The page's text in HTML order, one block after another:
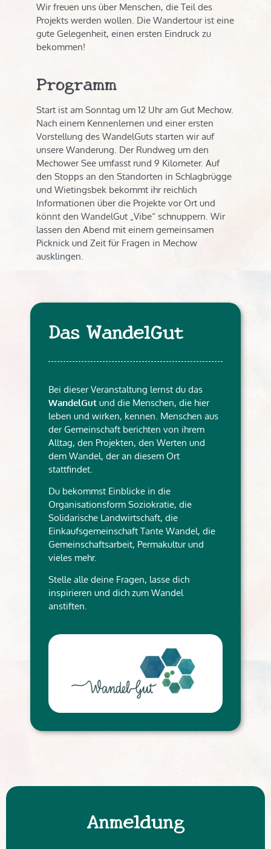
Wir freuen uns über Menschen, die Teil des
Projekts werden wollen. Die Wandertour ist eine
gute Gelegenheit, einen ersten Eindruck zu
bekommen!
Programm
Start ist am Sonntag um 12 Uhr am Gut Mechow.
Nach einem Kennenlernen und einer ersten
Vorstellung des WandelGuts starten wir auf
unsere Wanderung. Der Rundweg um den
Mechower See umfasst rund 9 Kilometer. Auf
den Stopps an den Standorten in Schlagbrügge
und Wietingsbek bekommt ihr reichlich
Informationen über die Projekte vor Ort und
könnt den WandelGut „Vibe“ schnuppern. Wir
lassen den Abend mit einem gemeinsamen
Picknick und Zeit für Fragen in Mechow
ausklingen.
Das WandelGut
Bei dieser Veranstaltung lernst du das
WandelGut und die Menschen, die hier
leben und wirken, kennen. Menschen aus
der Gemeinschaft berichten von ihrem
Alltag, den Projekten, den Werten und
dem Wandel, der an diesem Ort
stattfindet.
Du bekommst Einblicke in die
Organisationsform Soziokratie, die
Solidarische Landwirtschaft, die
Einkaufsgemeinschaft Tante Wandel, die
Gemeinschaftsarbeit, Permakultur und
vieles mehr.
Stelle alle deine Fragen, lasse dich
inspirieren und dich zum Wandel
anstiften.
Anmeldung